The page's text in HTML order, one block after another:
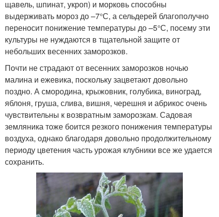
щавель, шпинат, укроп) и морковь способны
выдерживать мороз до –7°С, а сельдерей благополучно
переносит понижение температуры до –5°С, посему эти
культуры не нуждаются в тщательной защите от
небольших весенних заморозков.
Почти не страдают от весенних заморозков ночью
малина и ежевика, поскольку зацветают довольно
поздно. А смородина, крыжовник, голубика, виноград,
яблоня, груша, слива, вишня, черешня и абрикос очень
чувствительны к возвратным заморозкам. Садовая
земляника тоже боится резкого понижения температуры
воздуха, однако благодаря довольно продолжительному
периоду цветения часть урожая клубники все же удается
сохранить.